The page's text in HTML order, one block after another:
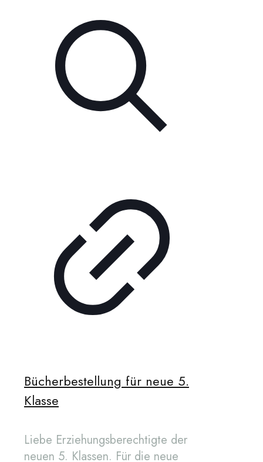
Bücherbestellung für neue 5.
Klasse
Liebe Erziehungsberechtigte der
neuen 5. Klassen. Für die neue